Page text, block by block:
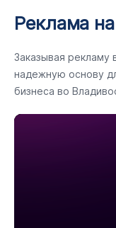
Реклама
Заказывая рекламу
надежную основу
бизнеса во